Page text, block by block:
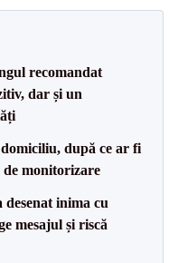
recomandat
dar și un
după ce ar fi
monitorizare
inima cu
mesajul și riscă